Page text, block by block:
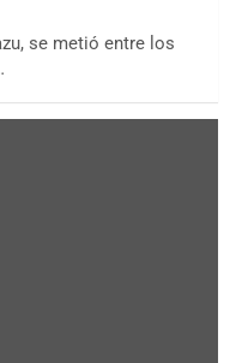
se metió entre los